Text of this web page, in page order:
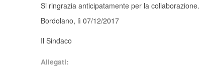
Si ringrazia anticipatamente per la collaborazione.
Bordolano, lì 07/12/2017
Il Sindaco
Allegati: